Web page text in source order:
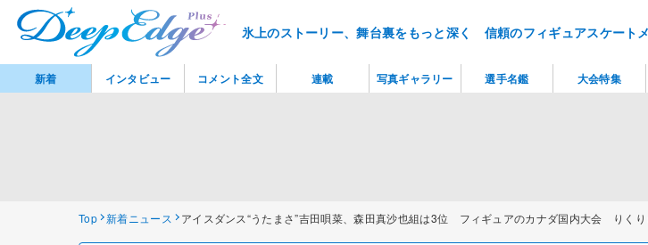
氷上のストーリー、舞台裏をもっと深く 信頼のフィギュアスケート
Top 新着ニュース アイスダンス“うたまさ”吉田唄菜、森田真沙也組は3位 フィギュアのカナダ国内大会 りく
新着 インタビュー コメント全文 連載 写真ギャラリー 選手名鑑 大会特集